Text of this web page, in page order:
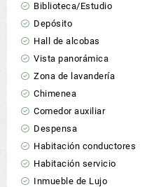
Biblioteca/Estudio
Depósito
Hall de alcobas
Vista panorámica
Zona de lavandería
Chimenea
Comedor auxiliar
Despensa
Habitación conductores
Habitación servicio
Inmueble de Lujo